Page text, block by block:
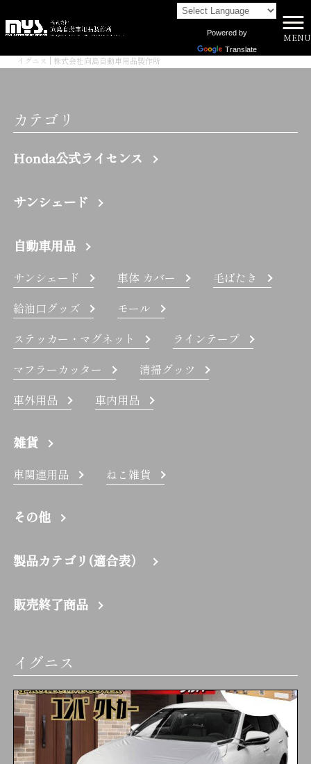
Powered by
Translate
MENU
イグニス | 株式会社向島自動車用品製作所
カテゴリ
Honda公式ライセンス
サンシェード
自動車用品
サンシェード 車体 カバー
毛ばたき
給油口グッズ
モール
ステッカー・マグネット
ラインテープ
マフラーカッター
清掃グッツ
車外用品
車内用品
雑貨
車関連用品 ねこ雑貨
その他
製品カテゴリ(適合表）
販売終了商品
イグニス